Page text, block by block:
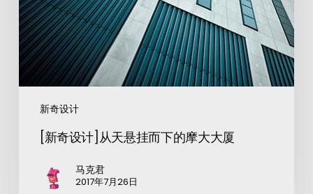
新奇设计
[新奇设计]从天悬挂而下的摩大大厦
马克君
2017年7月26日